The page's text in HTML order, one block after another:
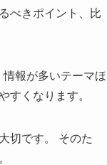
べきポイント、比
情報が多いテーマほ
すくなります。
切です。 そのた